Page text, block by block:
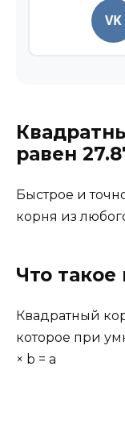
VK
равен
Быстрое и
корня из
Что
Квадратный
которое при
× b = a